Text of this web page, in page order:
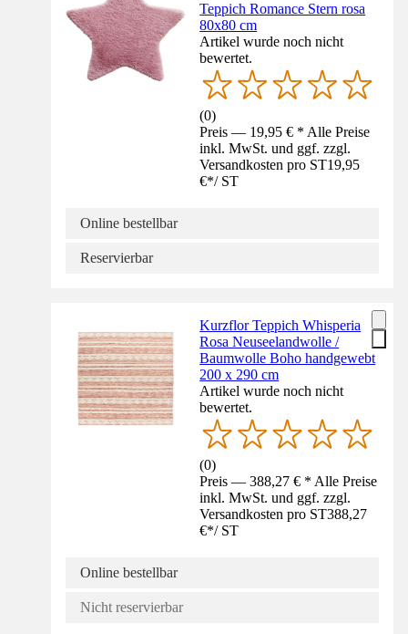
Teppich Romance Stern rosa
80x80 cm
Artikel wurde noch nicht
bewertet.
(0)
Preis — 19,95 € * Alle Preise
inkl. MwSt. und ggf. zzgl.
Versandkosten pro ST19,95
€*/ ST
Online bestellbar
Reservierbar
Kurzflor Teppich Whisperia
Rosa Neuseelandwolle /
Baumwolle Boho handgewebt
200 x 290 cm
Artikel wurde noch nicht
bewertet.
(0)
Preis — 388,27 € * Alle Preise
inkl. MwSt. und ggf. zzgl.
Versandkosten pro ST388,27
€*/ ST
Online bestellbar
Nicht reservierbar